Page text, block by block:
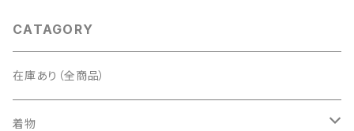
CATAGORY
在庫あり（全商品）
着物